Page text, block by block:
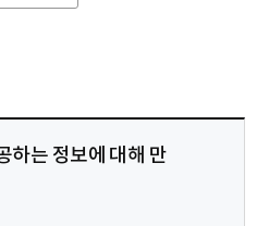
하는 정보에 대해 만